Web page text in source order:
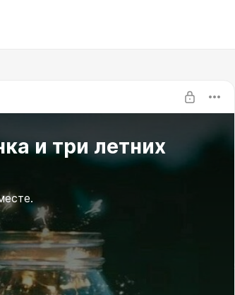
и три летних